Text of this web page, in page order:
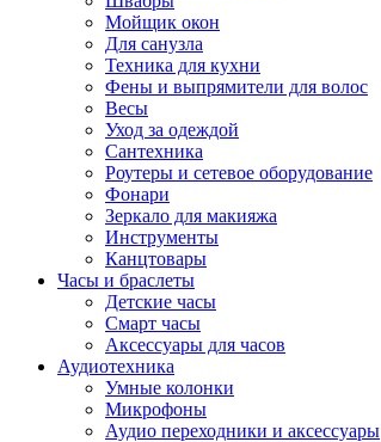
Мойщик окон
Для санузла
Техника для кухни
Фены и выпрямители для волос
Весы
Уход за одеждой
Сантехника
Роутеры и сетевое оборудование
Фонари
Зеркало для макияжа
Инструменты
Канцтовары
Часы и браслеты
Детские часы
Смарт часы
Аксессуары для часов
Аудиотехника
Умные колонки
Микрофоны
Аудио переходники и аксессуары